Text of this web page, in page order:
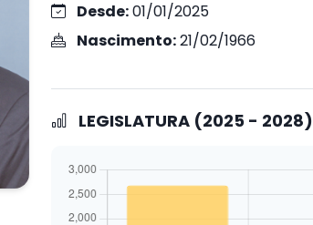
Desde:01/01/2025
Nascimento:21/02/1966
LEGISLATURA (2025 - 2028)